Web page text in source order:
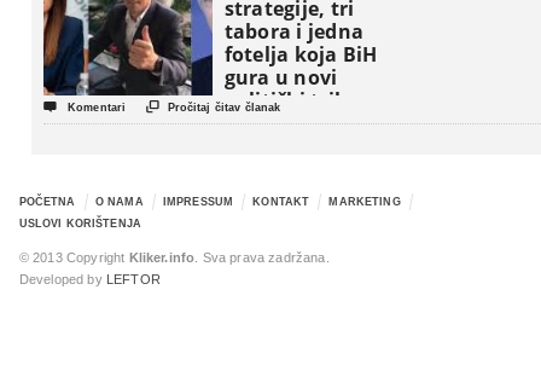
strategije, tri
tabora i jedna
fotelja koja BiH
gura u novi
politički triler
 Komentari  Pročitaj čitav članak
POČETNA O NAMA IMPRESSUM KONTAKT
MARKETING
USLOVI KORIŠTENJA
© 2013 Copyright Kliker.info . Sva prava zadržana.
Developed by
LEFTOR